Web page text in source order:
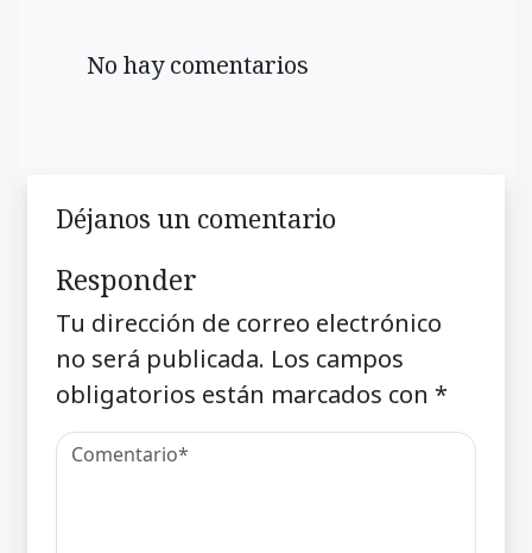
No hay comentarios
Déjanos un comentario
Responder
Tu dirección de correo electrónico
no será publicada. Los campos
obligatorios están marcados con *